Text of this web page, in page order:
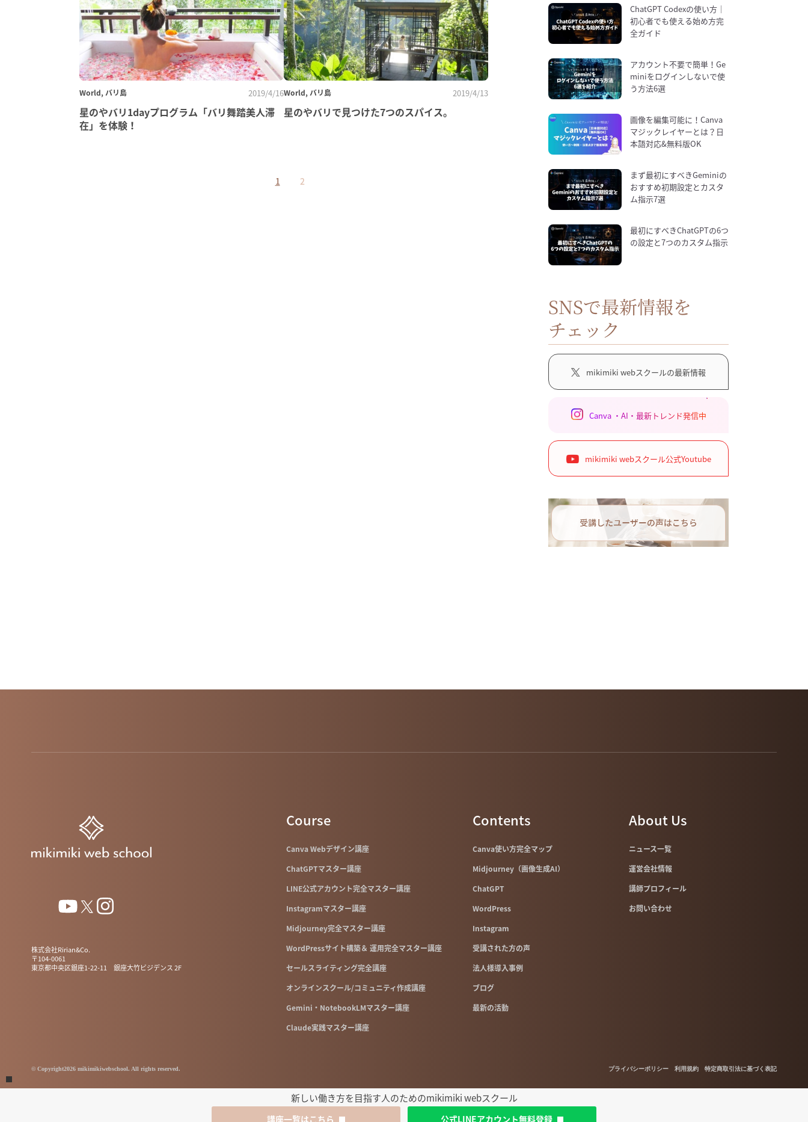
World, バリ島 2019/4/16
星のやバリ1dayプログラム「バリ舞踏美人滞
在」を体験！
World, バリ島 2019/4/13
星のやバリで見つけた7つのスパイス。
1 2
ChatGPT Codexの使い方｜
初心者でも使える始め方完
全ガイド
アカウント不要で簡単！Ge
miniをログインしないで使
う方法6選
画像を編集可能に！Canva
マジックレイヤーとは？日
本語対応&無料版OK
まず最初にすべきGeminiの
おすすめ初期設定とカスタ
ム指示7選
最初にすべきChatGPTの6つ
の設定と7つのカスタム指示
SNSで最新情報を
チェック
mikimiki webスクールの最新情報
Canva ・AI・最新トレンド発信中
mikimiki webスクール公式Youtube
株式会社Ririan&Co.
〒104-0061
東京都中央区銀座1-22-11 銀座大竹ビジデンス 2F
Course
Canva Webデザイン講座
ChatGPTマスター講座
LINE公式アカウント完全マスター講座
Instagramマスター講座
Midjourney完全マスター講座
WordPressサイト構築＆ 運用完全マスター講座
セールスライティング完全講座
オンラインスクール/コミュニティ作成講座
Gemini・NotebookLMマスター講座
Claude実践マスター講座
Contents
Canva使い方完全マップ
Midjourney（画像生成AI）
ChatGPT
WordPress
Instagram
受講された方の声
法人様導入事例
ブログ
最新の活動
About Us
ニュース一覧
運営会社情報
講師プロフィール
お問い合わせ
© Copyright2026 mikimikiwebschool. All rights reserved. プライバシーポリシー 利用規約 特定商取引法に基づく表記
新しい働き方を目指す人のためのmikimiki webスクール
講座一覧はこちら 公式LINEアカウント無料登録